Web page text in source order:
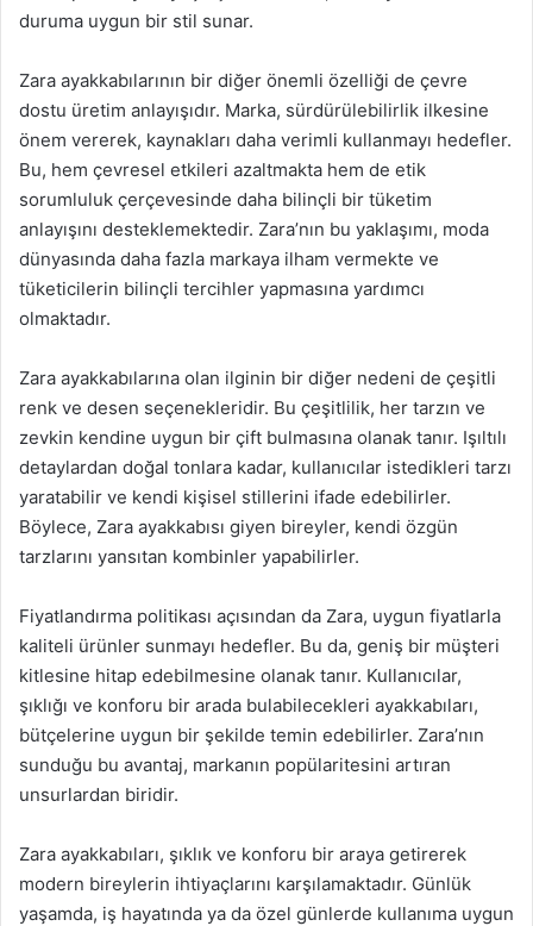
duruma uygun bir stil sunar.
Zara ayakkabılarının bir diğer önemli özelliği de çevre
dostu üretim anlayışıdır. Marka, sürdürülebilirlik ilkesine
önem vererek, kaynakları daha verimli kullanmayı hedefler.
Bu, hem çevresel etkileri azaltmakta hem de etik
sorumluluk çerçevesinde daha bilinçli bir tüketim
anlayışını desteklemektedir. Zara’nın bu yaklaşımı, moda
dünyasında daha fazla markaya ilham vermekte ve
tüketicilerin bilinçli tercihler yapmasına yardımcı
olmaktadır.
Zara ayakkabılarına olan ilginin bir diğer nedeni de çeşitli
renk ve desen seçenekleridir. Bu çeşitlilik, her tarzın ve
zevkin kendine uygun bir çift bulmasına olanak tanır. Işıltılı
detaylardan doğal tonlara kadar, kullanıcılar istedikleri tarzı
yaratabilir ve kendi kişisel stillerini ifade edebilirler.
Böylece, Zara ayakkabısı giyen bireyler, kendi özgün
tarzlarını yansıtan kombinler yapabilirler.
Fiyatlandırma politikası açısından da Zara, uygun fiyatlarla
kaliteli ürünler sunmayı hedefler. Bu da, geniş bir müşteri
kitlesine hitap edebilmesine olanak tanır. Kullanıcılar,
şıklığı ve konforu bir arada bulabilecekleri ayakkabıları,
bütçelerine uygun bir şekilde temin edebilirler. Zara’nın
sunduğu bu avantaj, markanın popülaritesini artıran
unsurlardan biridir.
Zara ayakkabıları, şıklık ve konforu bir araya getirerek
modern bireylerin ihtiyaçlarını karşılamaktadır. Günlük
yaşamda, iş hayatında ya da özel günlerde kullanıma uygun